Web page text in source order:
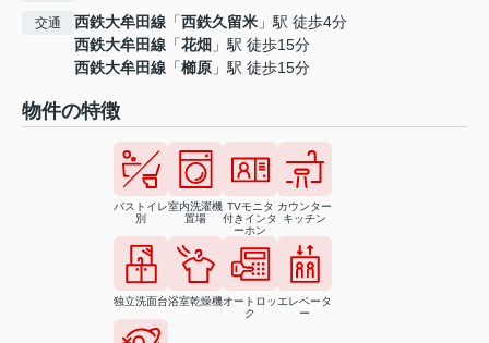
交通 西鉄大牟田線 「西鉄久留米 」駅 徒歩4分
西鉄大牟田線 「花畑 」駅 徒歩15分
西鉄大牟田線 「櫛原 」駅 徒歩15分
物件の特徴
バストイレ
別
室内洗濯機
置場
TVモニタ
付きインタ
ーホン
カウンター
キッチン
独立洗面台浴室乾燥機オートロッ
ク
エレベータ
ー